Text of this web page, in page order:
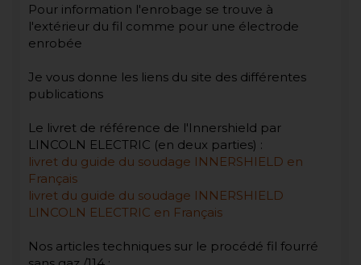
Pour information l'enrobage se trouve à
l'extérieur du fil comme pour une électrode
enrobée
Je vous donne les liens du site des différentes
publications
Le livret de référence de l'Innershield par
LINCOLN ELECTRIC (en deux parties) :
livret du guide du soudage INNERSHIELD en
Français
livret du guide du soudage INNERSHIELD
LINCOLN ELECTRIC en Français
Nos articles techniques sur le procédé fil fourré